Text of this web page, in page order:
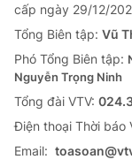
cấp ngày 29/12/
Tổng Biên tập: Vũ
Phó Tổng Biên tập:
Nguyễn Trọng Ninh
Tổng đài VTV:
Ðiện thoại Thời báo
Email: